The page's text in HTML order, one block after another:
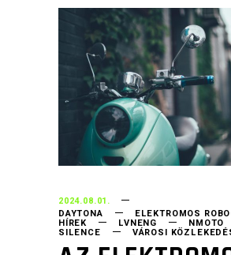
2024.08.01.
DAYTONA
ELEKTROMOS
HÍREK LVNENG NMOTO
SILENCE VÁROSI